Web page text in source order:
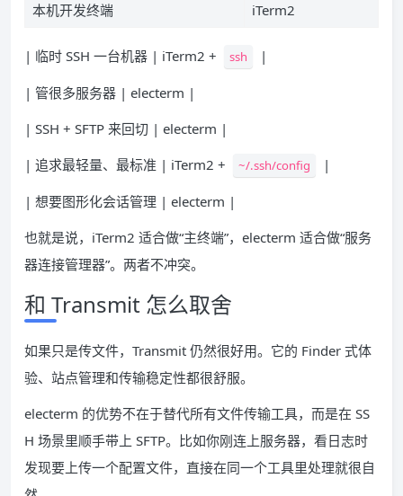
本机开发终端
iTerm2
| 临时 SSH 一台机器 | iTerm2 + ssh |
| 管很多服务器 | electerm |
| SSH + SFTP 来回切 | electerm |
| 追求最轻量、最标准 | iTerm2 +
~/.ssh/config |
| 想要图形化会话管理 | electerm |
也就是说，iTerm2 适合做“主终端”，electerm 适合做“服务
器连接管理器”。两者不冲突。
和 Transmit 怎么取舍
如果只是传文件，Transmit 仍然很好用。它的 Finder 式体
验、站点管理和传输稳定性都很舒服。
electerm 的优势不在于替代所有文件传输工具，而是在 SS
H 场景里顺手带上 SFTP。比如你刚连上服务器，看日志时
发现要上传一个配置文件，直接在同一个工具里处理就很自